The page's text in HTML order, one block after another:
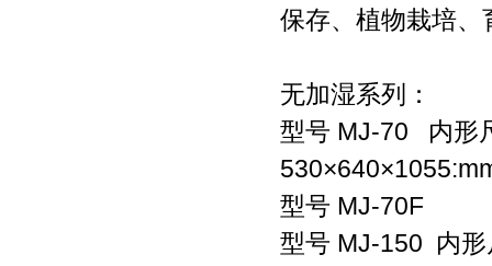
保存、植物栽培、
无加湿系列：
型号 MJ-70 内形
型号 MJ-70F
型号 MJ-150 内